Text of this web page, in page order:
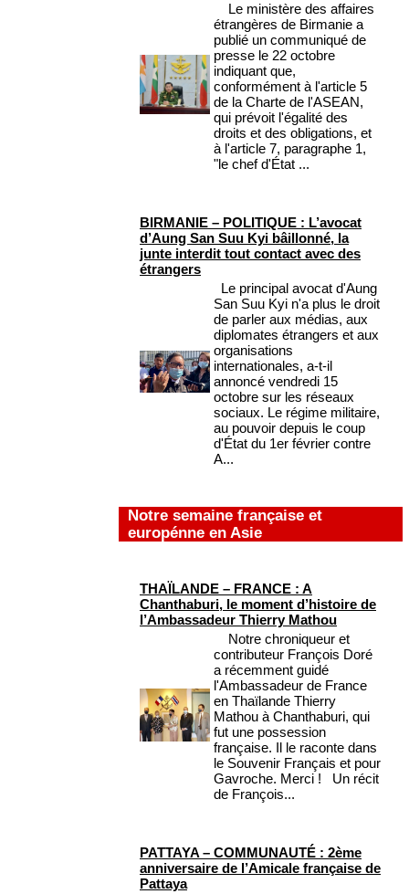
Le ministère des affaires
étrangères de Birmanie a
publié un communiqué de
presse le 22 octobre
indiquant que,
conformément à l'article 5
de la Charte de l'ASEAN,
qui prévoit l'égalité des
droits et des obligations, et
à l'article 7, paragraphe 1,
"le chef d'État ...
BIRMANIE – POLITIQUE : L’avocat
d’Aung San Suu Kyi bâillonné, la
junte interdit tout contact avec des
étrangers
Le principal avocat d'Aung
San Suu Kyi n'a plus le droit
de parler aux médias, aux
diplomates étrangers et aux
organisations
internationales, a-t-il
annoncé vendredi 15
octobre sur les réseaux
sociaux. Le régime militaire,
au pouvoir depuis le coup
d'État du 1er février contre
A...
Notre semaine française et
europénne en Asie
THAÏLANDE – FRANCE : A
Chanthaburi, le moment d’histoire de
l’Ambassadeur Thierry Mathou
Notre chroniqueur et
contributeur François Doré
a récemment guidé
l'Ambassadeur de France
en Thaïlande Thierry
Mathou à Chanthaburi, qui
fut une possession
française. Il le raconte dans
le Souvenir Français et pour
Gavroche. Merci ! Un récit
de François...
PATTAYA – COMMUNAUTÉ : 2ème
anniversaire de l’Amicale française de
Pattaya